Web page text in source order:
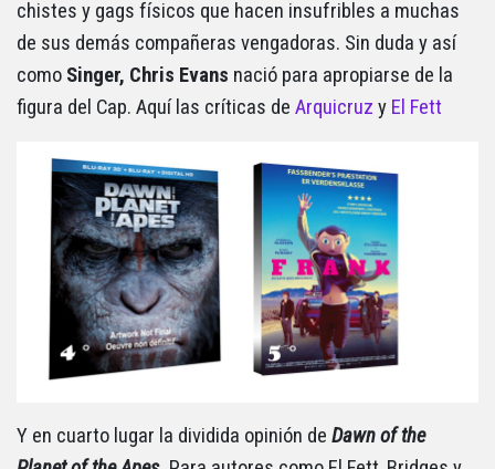
chistes y gags físicos que hacen insufribles a muchas
de sus demás compañeras vengadoras. Sin duda y así
como Singer, Chris Evans nació para apropiarse de la
figura del Cap. Aquí las críticas de Arquicruz y El Fett
Y en cuarto lugar la dividida opinión de Dawn of the